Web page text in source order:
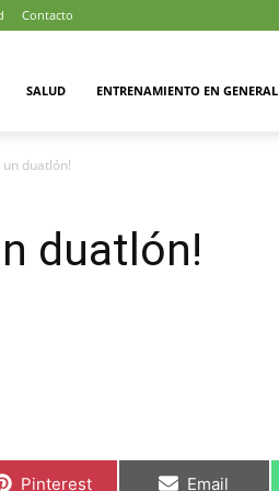
Contacto
SALUD ENTRENAMIENTO EN GENERAL
duatlón!
duatlón!
Compartir
Pinterest Compartir
Email